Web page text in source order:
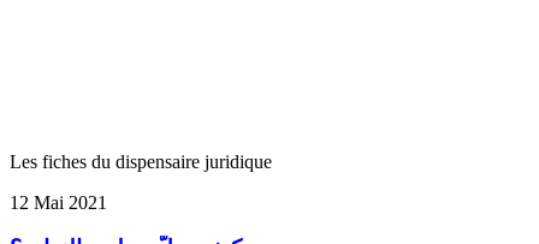
Les fiches du dispensaire juridique
12 Mai 2021